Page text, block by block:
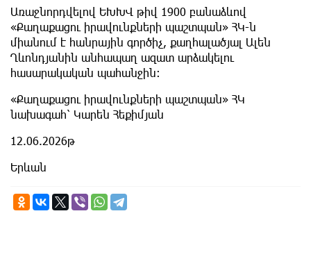
Առաջնորդվելով ԵԽԽՎ թիվ 1900 բանաձևով
«Քաղաքացու իրավունքների պաշտպան» ՀԿ-ն
միանում է հանրային գործիչ, քաղհալածյալ Ալեն
Ղևոնդյանին անհապաղ ազատ արձակելու
հասարակական պահանջին։
«Քաղաքացու իրավունքների պաշտպան» ՀԿ
նախագահ՝ Կարեն Հեքիմյան
12.06.2026թ
Երևան